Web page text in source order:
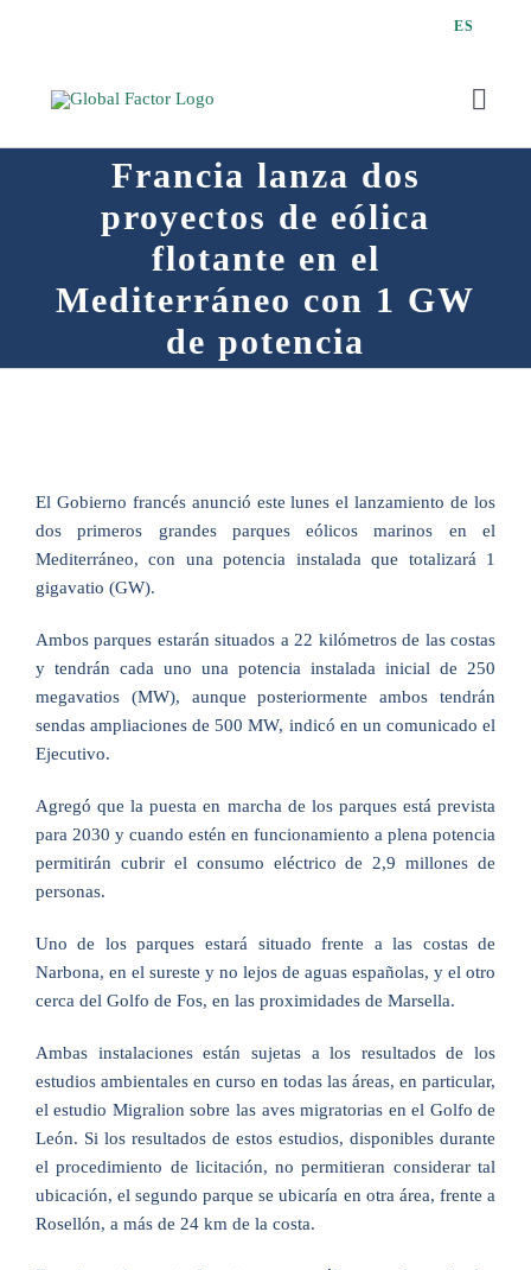
ES
Francia lanza dos
proyectos de eólica
flotante en el
Mediterráneo con 1 GW
de potencia
El Gobierno francés anunció este lunes el lanzamiento de los
dos primeros grandes parques eólicos marinos en el
Mediterráneo, con una potencia instalada que totalizará 1
gigavatio (GW).
Ambos parques estarán situados a 22 kilómetros de las costas
y tendrán cada uno una potencia instalada inicial de 250
megavatios (MW), aunque posteriormente ambos tendrán
sendas ampliaciones de 500 MW, indicó en un comunicado el
Ejecutivo.
Agregó que la puesta en marcha de los parques está prevista
para 2030 y cuando estén en funcionamiento a plena potencia
permitirán cubrir el consumo eléctrico de 2,9 millones de
personas.
Uno de los parques estará situado frente a las costas de
Narbona, en el sureste y no lejos de aguas españolas, y el otro
cerca del Golfo de Fos, en las proximidades de Marsella.
Ambas instalaciones están sujetas a los resultados de los
estudios ambientales en curso en todas las áreas, en particular,
el estudio Migralion sobre las aves migratorias en el Golfo de
León. Si los resultados de estos estudios, disponibles durante
el procedimiento de licitación, no permitieran considerar tal
ubicación, el segundo parque se ubicaría en otra área, frente a
Rosellón, a más de 24 km de la costa.